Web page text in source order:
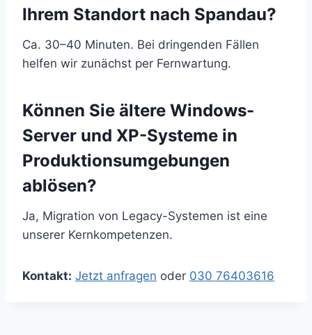
Ihrem Standort nach Spandau?
Ca. 30–40 Minuten. Bei dringenden Fällen
helfen wir zunächst per Fernwartung.
Können Sie ältere Windows-
Server und XP-Systeme in
Produktionsumgebungen
ablösen?
Ja, Migration von Legacy-Systemen ist eine
unserer Kernkompetenzen.
Kontakt: Jetzt anfragen oder 030 76403616